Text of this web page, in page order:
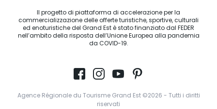
Il progetto di piattaforma di accelerazione per la
commercializzazione delle offerte turistiche, sportive, culturali
ed enoturistiche del Grand Est è stato finanziato dal FEDER
nell’ambito della risposta dell’Unione Europea alla pandemia
da COVID-19.
Agence Régionale du Tourisme Grand Est ©2026 - Tutti i diritti
riservati